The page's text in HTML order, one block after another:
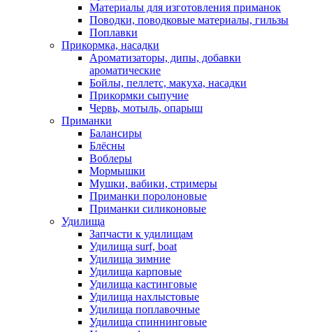
Материалы для изготовления приманок
Поводки, поводковые материалы, гильзы
Поплавки
Прикормка, насадки
Ароматизаторы, дипы, добавки
ароматические
Бойлы, пеллетс, макуха, насадки
Прикормки сыпучие
Червь, мотыль, опарыш
Приманки
Балансиры
Блёсны
Воблеры
Мормышки
Мушки, вабики, стримеры
Приманки поролоновые
Приманки силиконовые
Удилища
Запчасти к удилищам
Удилища surf, boat
Удилища зимние
Удилища карповые
Удилища кастинговые
Удилища нахлыстовые
Удилища поплавочные
Удилища спиннинговые